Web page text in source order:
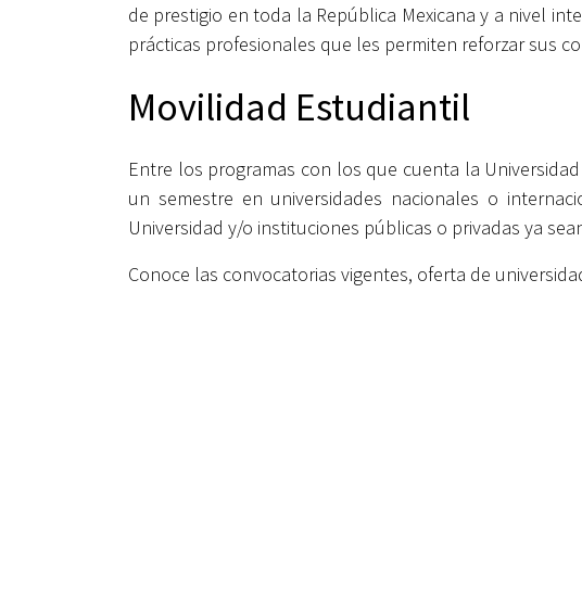
de prestigio en toda la República Mexicana y a nivel
prácticas profesionales que les permiten reforzar sus
Movilidad Estudiantil
Entre los programas con los que cuenta la
un semestre en universidades nacionales o
Universidad y/o instituciones públicas o privadas ya
Conoce las convocatorias vigentes, oferta de